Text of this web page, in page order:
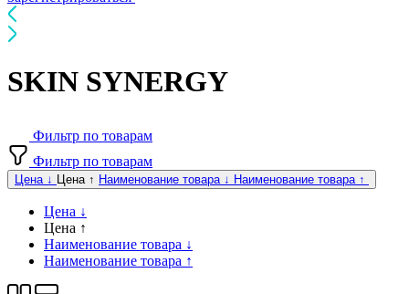
SKIN SYNERGY
Фильтр по товарам
Фильтр по товарам
Цена ↓ Цена ↑ Наименование товара ↓ Наименование товара ↑
Цена ↓
Цена ↑
Наименование товара ↓
Наименование товара ↑